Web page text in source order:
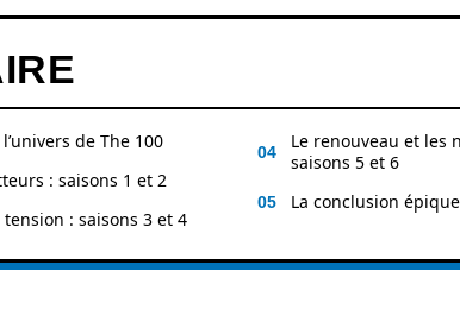
de The 100
: saisons 1 et 2
: saisons 3 et 4
Le renouveau et les
saisons 5 et 6
La conclusion